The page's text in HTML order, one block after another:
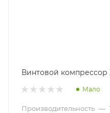
Винтовой компрессор
Мало
Производительность —